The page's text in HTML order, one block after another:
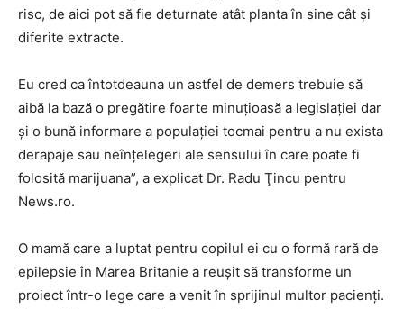
risc, de aici pot să fie deturnate atât planta în sine cât şi
diferite extracte.
Eu cred ca întotdeauna un astfel de demers trebuie să
aibă la bază o pregătire foarte minuţioasă a legislaţiei dar
şi o bună informare a populaţiei tocmai pentru a nu exista
derapaje sau neînţelegeri ale sensului în care poate fi
folosită marijuana”, a explicat Dr. Radu Ţincu pentru
News.ro.
O mamă care a luptat pentru copilul ei cu o formă rară de
epilepsie în Marea Britanie a reuşit să transforme un
proiect într-o lege care a venit în sprijinul multor pacienţi.